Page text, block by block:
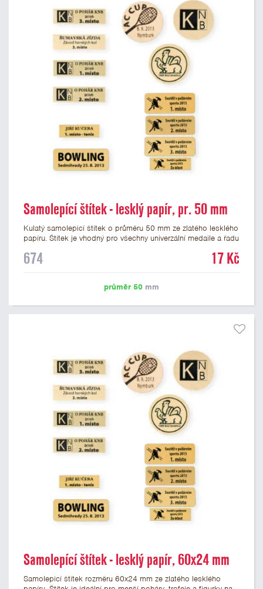
Samolepící štítek - lesklý papír, pr. 50 mm
Kulatý samolepicí štítek o průměru 50 mm ze zlatého lesklého
papíru. Štítek je vhodný pro všechny univerzální medaile a řadu
mm. Na štítek je možné vytisknout logo nebo text dle vašeho
674 17 Kč
průměr 50 mm
Samolepící štítek - lesklý papír, 60x24 mm
Samolepicí štítek rozměru 60x24 mm ze zlatého lesklého